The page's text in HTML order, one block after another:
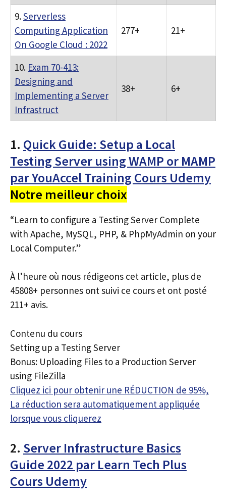
9.Serverless
Computing Application
On Google Cloud : 2022
277+ 21+
10. Exam 70-413:
Designing and
Implementing a Server
Infrastruct
38+ 6+
1. Quick Guide: Setup a Local
Testing Server using WAMP or MAMP
par YouAccel Training Cours Udemy
Notre meilleur choix
“Learn to configure a Testing Server Complete
with Apache, MySQL, PHP, & PhpMyAdmin on your
Local Computer.”
À l’heure où nous rédigeons cet article, plus de
45808+ personnes ont suivi ce cours et ont posté
211+ avis.
Contenu du cours
Setting up a Testing Server
Bonus: Uploading Files to a Production Server
using FileZilla
Cliquez ici pour obtenir une RÉDUCTION de 95%,
La réduction sera automatiquement appliquée
lorsque vous cliquerez
2. Server Infrastructure Basics
Guide 2022 par Learn Tech Plus
Cours Udemy